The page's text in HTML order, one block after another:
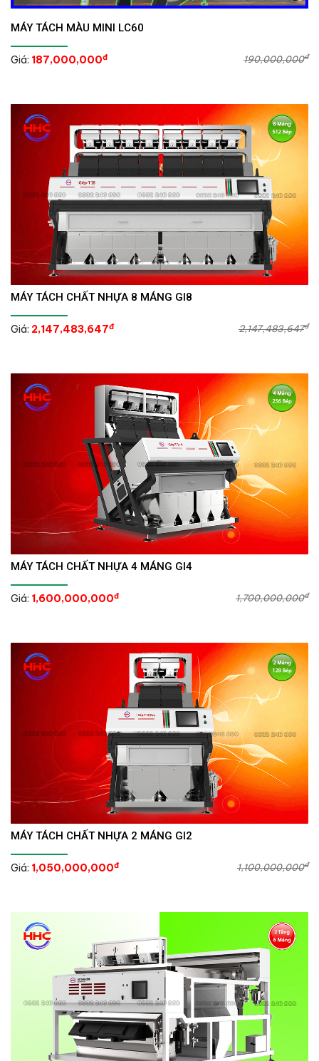
MÁY TÁCH MÀU MINI LC60
Giá: 187,000,000đ 190,000,000đ
MÁY TÁCH CHẤT NHỰA 8 MÁNG GI8
Giá: 2,147,483,647đ 2,147,483,647đ
MÁY TÁCH CHẤT NHỰA 4 MÁNG GI4
Giá: 1,600,000,000đ 1,700,000,000đ
MÁY TÁCH CHẤT NHỰA 2 MÁNG GI2
Giá: 1,050,000,000đ 1,100,000,000đ